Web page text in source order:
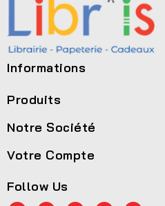
Informations
Produits
Notre Société
Votre Compte
Follow Us